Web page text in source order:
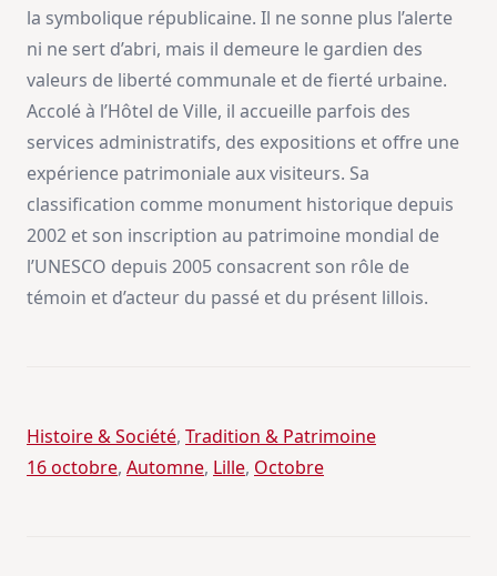
la symbolique républicaine. Il ne sonne plus l’alerte
ni ne sert d’abri, mais il demeure le gardien des
valeurs de liberté communale et de fierté urbaine.
Accolé à l’Hôtel de Ville, il accueille parfois des
services administratifs, des expositions et offre une
expérience patrimoniale aux visiteurs. Sa
classification comme monument historique depuis
2002 et son inscription au patrimoine mondial de
l’UNESCO depuis 2005 consacrent son rôle de
témoin et d’acteur du passé et du présent lillois.
Histoire & Société, Tradition & Patrimoine
16 octobre, Automne, Lille, Octobre